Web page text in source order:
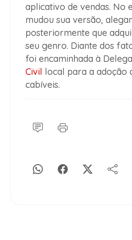
aplicativo de vendas. No
mudou sua versão,
posteriormente que
seu genro. Diante dos
foi encaminhada à
Civil local para a adoção
cabíveis.